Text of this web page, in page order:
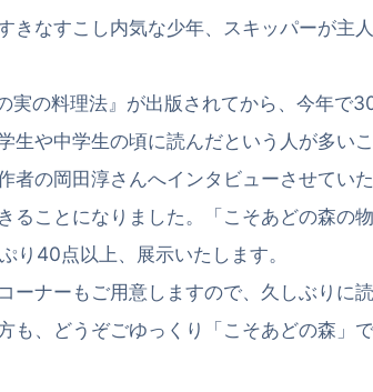
きなすこし内気な少年、スキッパーが主
実の料理法』が出版されてから、今年で
生や中学生の頃に読んだという人が多い
者の岡田淳さんへインタビューさせてい
ることになりました。「こそあどの森の
り40点以上、展示いたします。
ーナーもご用意しますので、久しぶりに
も、どうぞごゆっくり「こそあどの森」